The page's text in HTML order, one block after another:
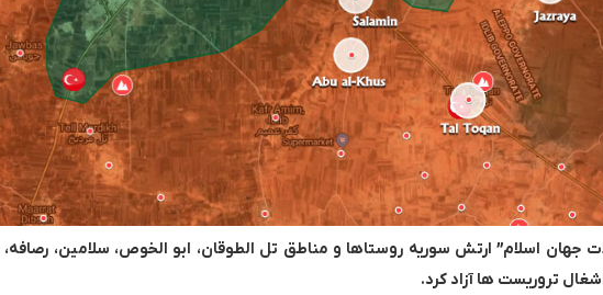
جهان اسلام” ارتش سوریه روستاها و مناطق تل الطوقان، ابو الخوص، سلامین، رصافه،
تروریست ها آزاد کرد.